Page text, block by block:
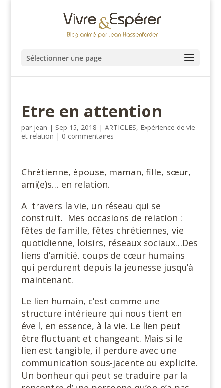
Sélectionner une page
Etre en attention
par jean | Sep 15, 2018 | ARTICLES, Expérience de vie
et relation | 0 commentaires
Chrétienne, épouse, maman, fille, sœur,
ami(e)s… en relation.
A travers la vie, un réseau qui se
construit. Mes occasions de relation :
fêtes de famille, fêtes chrétiennes, vie
quotidienne, loisirs, réseaux sociaux…Des
liens d’amitié, coups de cœur humains
qui perdurent depuis la jeunesse jusqu’à
maintenant.
Le lien humain, c’est comme une
structure intérieure qui nous tient en
éveil, en essence, à la vie. Le lien peut
être fluctuant et changeant. Mais si le
lien est tangible, il perdure avec une
communication sous-jacente ou explicite.
Un bonheur qui peut se traduire par la